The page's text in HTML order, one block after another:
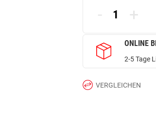
- +
ONLINE
2-5 Tage
VERGLEICHEN